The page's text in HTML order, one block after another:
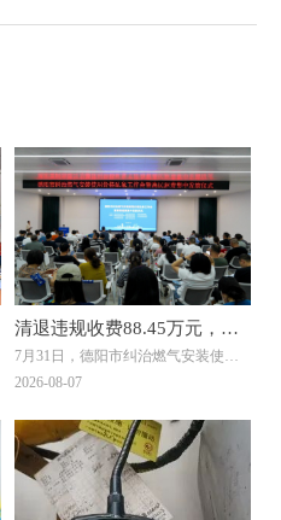
清退违规收费88.45万元，惠
及群众4000余户！德阳市举
仪式
7月31日，德阳市纠治燃气安装使用
价格乱象工作会暨惠民退费集中发放
省住建厅城建处处长、厅信息中心主
任邓夏扬，派驻省住建厅纪检监察组
综合处处长魏社莅临出席活动，邓夏
扬作讲话。德阳市住建局党组成员、
副局长陈文元汇报全市燃气纠治工作
2026-08-07